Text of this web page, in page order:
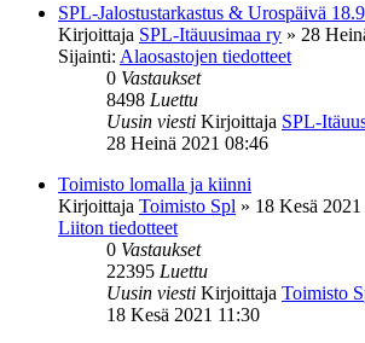
SPL-Jalostustarkastus & Urospäivä
Kirjoittaja SPL-Itäuusimaa ry » 28
Sijainti: Alaosastojen tiedotteet
0 Vastaukset
8498 Luettu
Uusin viesti Kirjoittaja SPL-
28 Heinä 2021 08:46
Toimisto lomalla ja kiinni
Kirjoittaja Toimisto Spl » 18 Kesä
Liiton tiedotteet
0 Vastaukset
22395 Luettu
Uusin viesti Kirjoittaja Toimisto
18 Kesä 2021 11:30